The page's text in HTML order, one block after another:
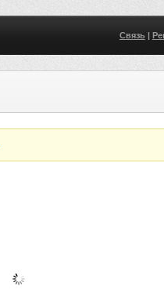
Связь|